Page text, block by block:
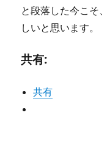
と段落した今こそ
しいと思います。
共有:
共有